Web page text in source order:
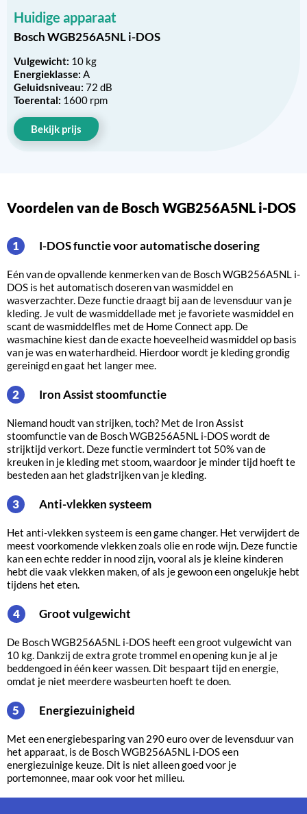
Huidige apparaat
Bosch WGB256A5NL i-DOS
Vulgewicht: 10 kg
Energieklasse: A
Geluidsniveau: 72 dB
Toerental: 1600 rpm
Bekijk prijs
Voordelen van de Bosch WGB256A5NL i-DOS
1 i-DOS functie voor automatische dosering
Eén van de opvallende kenmerken van de Bosch WGB256A5NL i-
DOS is het automatisch doseren van wasmiddel en
wasverzachter. Deze functie draagt bij aan de levensduur van je
kleding. Je vult de wasmiddellade met je favoriete wasmiddel en
scant de wasmiddelfles met de Home Connect app. De
wasmachine kiest dan de exacte hoeveelheid wasmiddel op basis
van je was en waterhardheid. Hierdoor wordt je kleding grondig
gereinigd en gaat het langer mee.
2 Iron Assist stoomfunctie
Niemand houdt van strijken, toch? Met de Iron Assist
stoomfunctie van de Bosch WGB256A5NL i-DOS wordt de
strijktijd verkort. Deze functie vermindert tot 50% van de
kreuken in je kleding met stoom, waardoor je minder tijd hoeft te
besteden aan het gladstrijken van je kleding.
3 Anti-vlekken systeem
Het anti-vlekken systeem is een game changer. Het verwijdert de
meest voorkomende vlekken zoals olie en rode wijn. Deze functie
kan een echte redder in nood zijn, vooral als je kleine kinderen
hebt die vaak vlekken maken, of als je gewoon een ongelukje hebt
tijdens het eten.
4 Groot vulgewicht
De Bosch WGB256A5NL i-DOS heeft een groot vulgewicht van
10 kg. Dankzij de extra grote trommel en opening kun je al je
beddengoed in één keer wassen. Dit bespaart tijd en energie,
omdat je niet meerdere wasbeurten hoeft te doen.
5 Energiezuinigheid
Met een energiebesparing van 290 euro over de levensduur van
het apparaat, is de Bosch WGB256A5NL i-DOS een
energiezuinige keuze. Dit is niet alleen goed voor je
portemonnee, maar ook voor het milieu.